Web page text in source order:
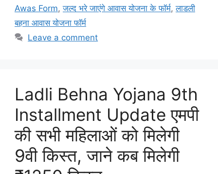
Awas Form,जल्द भरे जाएंगे आवास योजना के फॉर्म,लाडली
बहना आवास योजना फॉर्म
Leave a comment
Ladli Behna Yojana 9th
Installment Update एमपी
की सभी महिलाओं को मिलेगी
9वी किस्त, जाने कब मिलेगी